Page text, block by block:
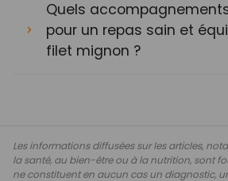
Quels
pour un repas sain et
filet mignon ?
Les informations diffusées sur les articles,
la santé, au bien-être ou à la nutrition, sont
ne constituent en aucun cas un diagnostic,